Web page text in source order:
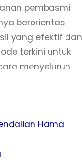
pembasmi
berorientasi
yang efektif dan
terkini untuk
menyeluruh
Hama